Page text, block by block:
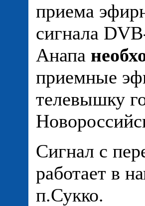
приема
сигнала
Анапа
приемные
телевышку
Сигнал с
работает в
п.Сукко.